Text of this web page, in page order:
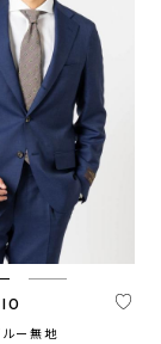
ニコ社 ブルー無地